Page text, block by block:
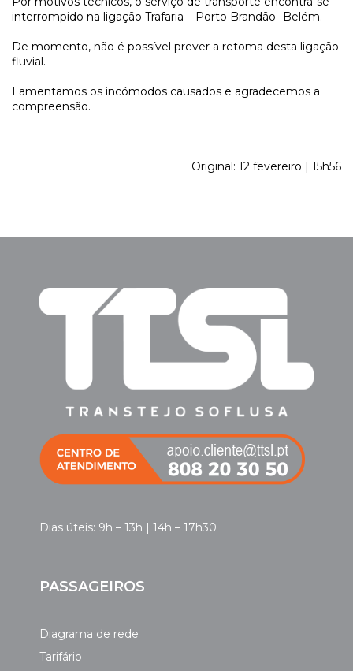
interrompido na ligação Trafaria – Porto Brandão- Belém.
De momento, não é possível prever a retoma desta ligação
fluvial.
Lamentamos os incómodos causados e agradecemos a
compreensão.
Original: 12 fevereiro | 15h56
Dias úteis: 9h – 13h | 14h – 17h30
PASSAGEIROS
Diagrama de rede
Tarifário